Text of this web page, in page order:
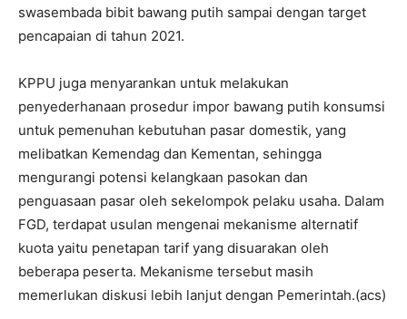
swasembada bibit bawang putih sampai dengan target
pencapaian di tahun 2021.
KPPU juga menyarankan untuk melakukan
penyederhanaan prosedur impor bawang putih konsumsi
untuk pemenuhan kebutuhan pasar domestik, yang
melibatkan Kemendag dan Kementan, sehingga
mengurangi potensi kelangkaan pasokan dan
penguasaan pasar oleh sekelompok pelaku usaha. Dalam
FGD, terdapat usulan mengenai mekanisme alternatif
kuota yaitu penetapan tarif yang disuarakan oleh
beberapa peserta. Mekanisme tersebut masih
memerlukan diskusi lebih lanjut dengan Pemerintah.(acs)